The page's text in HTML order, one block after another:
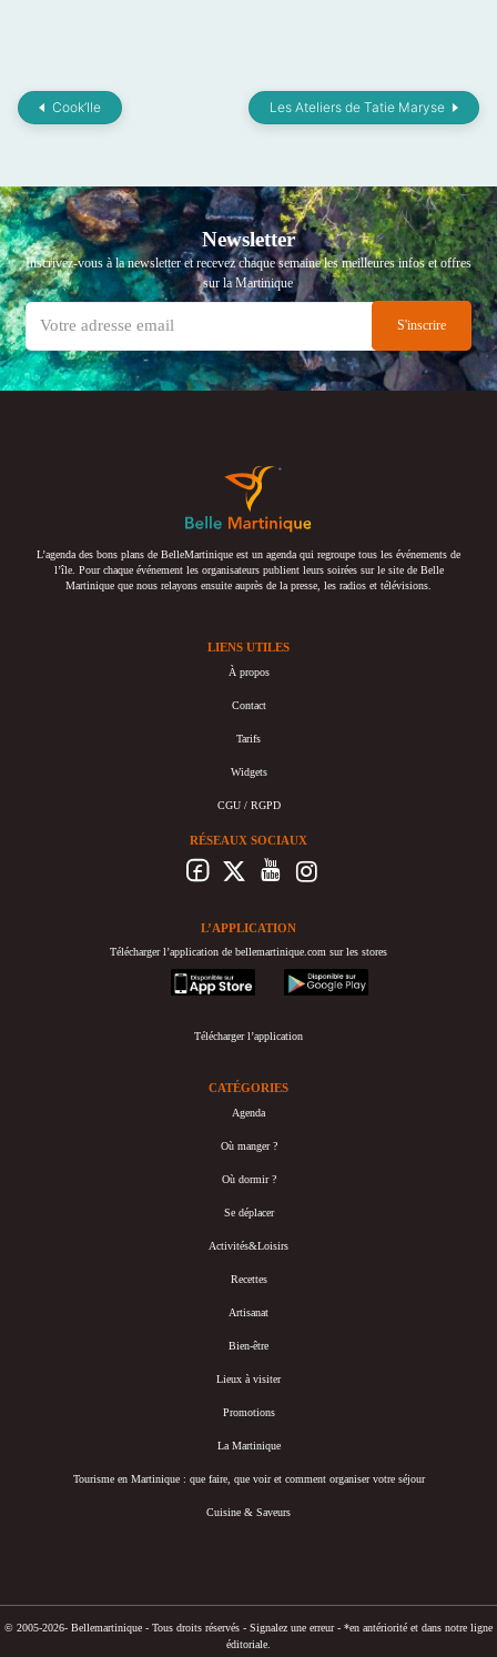
Cook’Ile Les Ateliers de Tatie Maryse
Newsletter
Inscrivez-vous à la newsletter et recevez chaque semaine les meilleures infos et offres
sur la Martinique
L’agenda des bons plans de BelleMartinique est un agenda qui regroupe tous les événements de
l’île. Pour chaque événement les organisateurs publient leurs soirées sur le site de Belle
Martinique que nous relayons ensuite auprès de la presse, les radios et télévisions.
LIENS UTILES
À propos
Contact
Tarifs
Widgets
CGU / RGPD
RÉSEAUX SOCIAUX
L’APPLICATION
Télécharger l’application de bellemartinique.com sur les stores
appstore
googleplay
Télécharger l’application
CATÉGORIES
Agenda
Où manger ?
Où dormir ?
Se déplacer
Activités&Loisirs
Recettes
Artisanat
Bien-être
Lieux à visiter
Promotions
La Martinique
Tourisme en Martinique : que faire, que voir et comment organiser votre séjour
Cuisine & Saveurs
© 2005-2026- Bellemartinique - Tous droits réservés - Signalez une erreur - *en antériorité et dans notre ligne
éditoriale.